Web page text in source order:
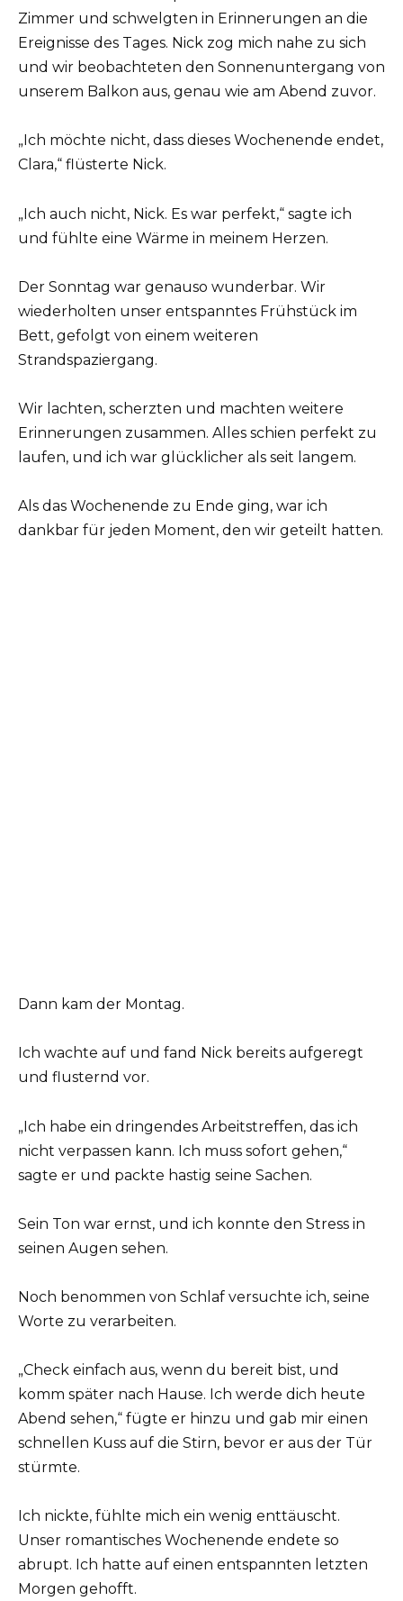
Zimmer und schwelgten in Erinnerungen an die
Ereignisse des Tages. Nick zog mich nahe zu sich
und wir beobachteten den Sonnenuntergang von
unserem Balkon aus, genau wie am Abend zuvor.
„Ich möchte nicht, dass dieses Wochenende endet,
Clara,“ flüsterte Nick.
„Ich auch nicht, Nick. Es war perfekt,“ sagte ich
und fühlte eine Wärme in meinem Herzen.
Der Sonntag war genauso wunderbar. Wir
wiederholten unser entspanntes Frühstück im
Bett, gefolgt von einem weiteren
Strandspaziergang.
Wir lachten, scherzten und machten weitere
Erinnerungen zusammen. Alles schien perfekt zu
laufen, und ich war glücklicher als seit langem.
Als das Wochenende zu Ende ging, war ich
dankbar für jeden Moment, den wir geteilt hatten.
Dann kam der Montag.
Ich wachte auf und fand Nick bereits aufgeregt
und flusternd vor.
„Ich habe ein dringendes Arbeitstreffen, das ich
nicht verpassen kann. Ich muss sofort gehen,“
sagte er und packte hastig seine Sachen.
Sein Ton war ernst, und ich konnte den Stress in
seinen Augen sehen.
Noch benommen von Schlaf versuchte ich, seine
Worte zu verarbeiten.
„Check einfach aus, wenn du bereit bist, und
komm später nach Hause. Ich werde dich heute
Abend sehen,“ fügte er hinzu und gab mir einen
schnellen Kuss auf die Stirn, bevor er aus der Tür
stürmte.
Ich nickte, fühlte mich ein wenig enttäuscht.
Unser romantisches Wochenende endete so
abrupt. Ich hatte auf einen entspannten letzten
Morgen gehofft.